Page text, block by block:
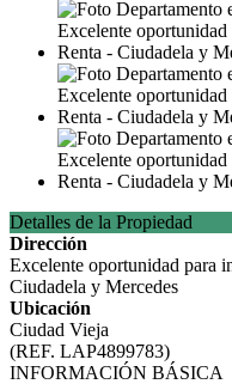
Detalles de la Propiedad
Dirección
Excelente oportunidad para
Ciudadela y Mercedes
Ubicación
Ciudad Vieja
(REF. LAP4899783)
INFORMACIÓN BÁSICA